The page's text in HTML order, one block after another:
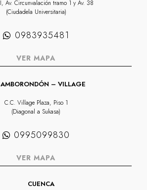
Av. Circunvalación tramo 1 y Av. 38
(Ciudadela Universitaria)
0983935481
VER MAPA
– VILLAGE
C.C. Village Plaza, Piso 1
(Diagonal a Sukasa)
0995099830
VER MAPA
CUENCA